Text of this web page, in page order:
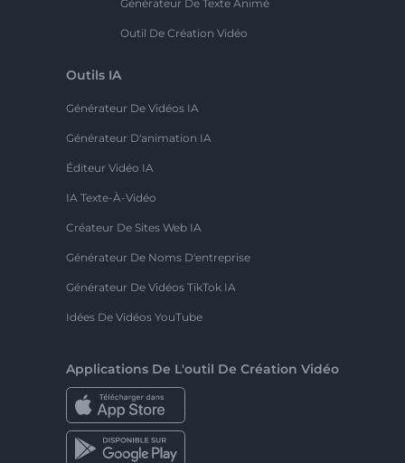
Générateur De Texte Animé
Outil De Création Vidéo
Outils IA
Générateur De Vidéos IA
Générateur D'animation IA
Éditeur Vidéo IA
IA Texte-À-Vidéo
Créateur De Sites Web IA
Générateur De Noms D'entreprise
Générateur De Vidéos TikTok IA
Idées De Vidéos YouTube
Applications De L'outil De Création Vidéo